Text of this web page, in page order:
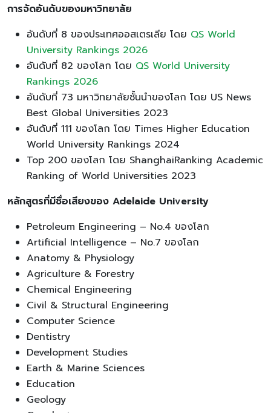
การจัดอันดับของมหาวิทยาลัย
อันดับที่ 8 ของประเทศออสเตรเลีย โดย QS World
University Rankings 2026
อันดับที่ 82 ของโลก โดย QS World University
Rankings 2026
อันดับที่ 73 มหาวิทยาลัยชั้นนำของโลก โดย US News
Best Global Universities 2023
อันดับที่ 111 ของโลก โดย Times Higher Education
World University Rankings 2024
Top 200 ของโลก โดย ShanghaiRanking Academic
Ranking of World Universities 2023
หลักสูตรที่มีชื่อเสียงของ Adelaide University
Petroleum Engineering – No.4 ของโลก
Artificial Intelligence – No.7 ของโลก
Anatomy & Physiology
Agriculture & Forestry
Chemical Engineering
Civil & Structural Engineering
Computer Science
Dentistry
Development Studies
Earth & Marine Sciences
Education
Geology